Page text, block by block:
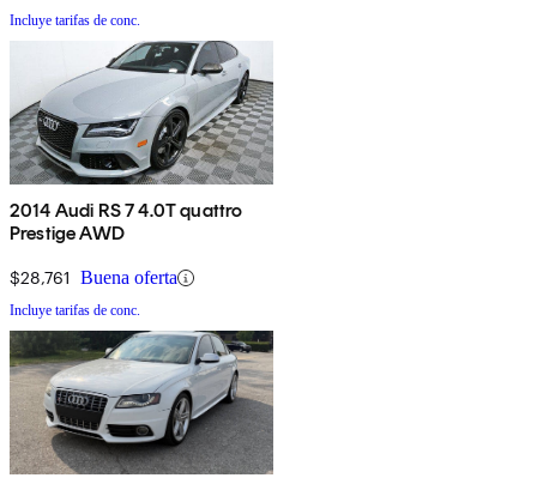
Incluye tarifas de conc.
2014 Audi RS 7 4.0T quattro
Prestige AWD
$28,761 Buena oferta
Incluye tarifas de conc.